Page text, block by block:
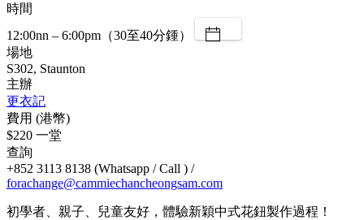
時間
12:00nn – 6:00pm（30至40分鍾）
場地
S302, Staunton
主辦
更衣記
費用 (港幣)
$220 一堂
查詢
+852 3113 8138 (Whatsapp / Call ) /
forachange@cammiechancheongsam.com
初學者、親子、兒童友好，體驗新穎中式花鈕製作過程！